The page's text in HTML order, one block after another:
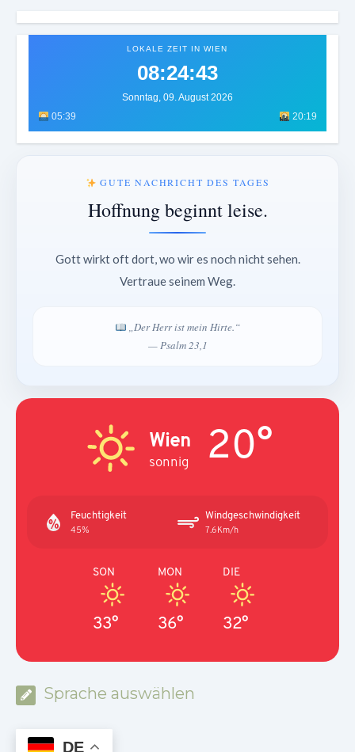
LOKALE ZEIT IN WIEN
08:24:47
Sonntag, 09. August 2026
05:39
20:19
GUTE NACHRICHT DES TAGES
Hoffnung beginnt leise.
Gott wirkt oft dort, wo wir es noch nicht sehen.
Vertraue seinem Weg.
„Der Herr ist mein Hirte.“
— Psalm 23,1
Wien
sonnig 20°
Feuchtigkeit
45%
Windgeschwindigkeit
7.6Km/h
SON
33°
MON
36°
DIE
32°
Sprache auswählen
DE